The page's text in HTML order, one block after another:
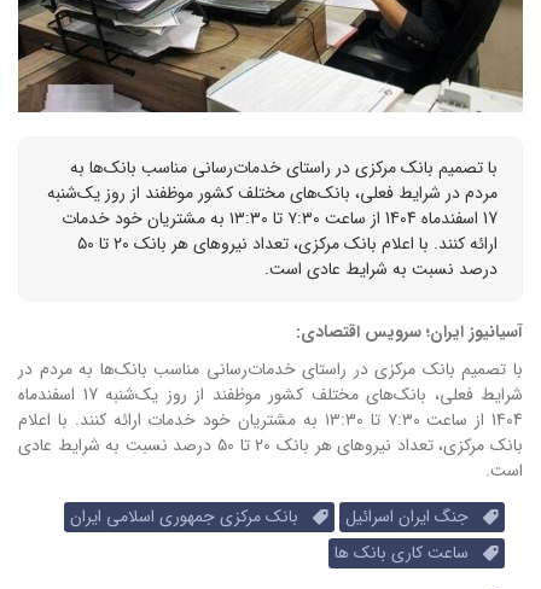
با تصمیم بانک مرکزی در راستای خدمات‌رسانی مناسب بانک‌ها به
مردم در شرایط فعلی، بانک‌های مختلف کشور موظفند از روز یک‌شنبه
17 اسفندماه 1404 از ساعت ۷:۳۰ تا ۱۳:۳۰ به مشتریان خود خدمات
ارائه کنند. با اعلام بانک مرکزی، تعداد نیروهای هر بانک ۲۰ تا ۵۰
درصد نسبت به شرایط عادی است.
آسیانیوز ایران؛ سرویس اقتصادی:
با تصمیم بانک مرکزی در راستای خدمات‌رسانی مناسب بانک‌ها به مردم در
شرایط فعلی، بانک‌های مختلف کشور موظفند از روز یک‌شنبه 17 اسفندماه
1404 از ساعت ۷:۳۰ تا ۱۳:۳۰ به مشتریان خود خدمات ارائه کنند.
با اعلام
بانک مرکزی، تعداد نیروهای هر بانک ۲۰ تا ۵۰ درصد نسبت به شرایط عادی
است.
جنگ ایران اسرائیل
بانک مرکزی جمهوری اسلامی ایران
ساعت کاری بانک ها